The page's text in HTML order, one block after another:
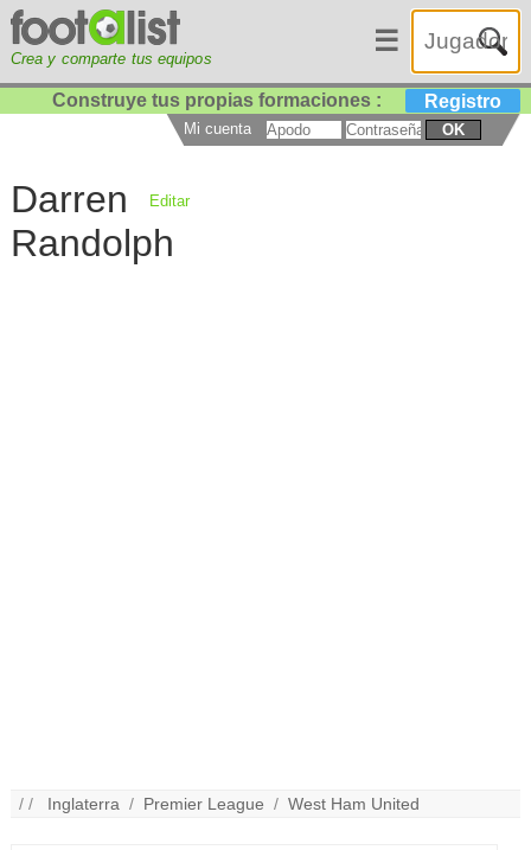
Crea y comparte tus equipos
☰
Construye tus propias formaciones : Registro
Mi cuenta OK
Darren
Randolph
Editar
/ / Inglaterra / Premier League /West Ham United